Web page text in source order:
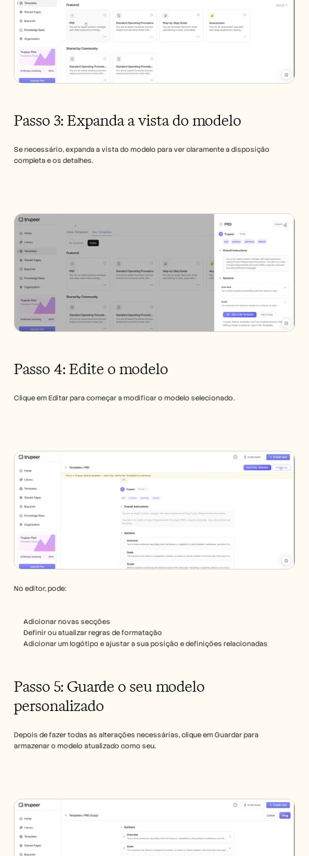
Passo 3: Expanda a vista do modelo
Se necessário, expanda a vista do modelo para ver claramente a disposição
completa e os detalhes.
Passo 4: Edite o modelo
Clique em Editar para começar a modificar o modelo selecionado.
No editor, pode:
Adicionar novas secções
Definir ou atualizar regras de formatação
Adicionar um logótipo e ajustar a sua posição e definições relacionadas
Passo 5: Guarde o seu modelo
personalizado
Depois de fazer todas as alterações necessárias, clique em Guardar para
armazenar o modelo atualizado como seu.